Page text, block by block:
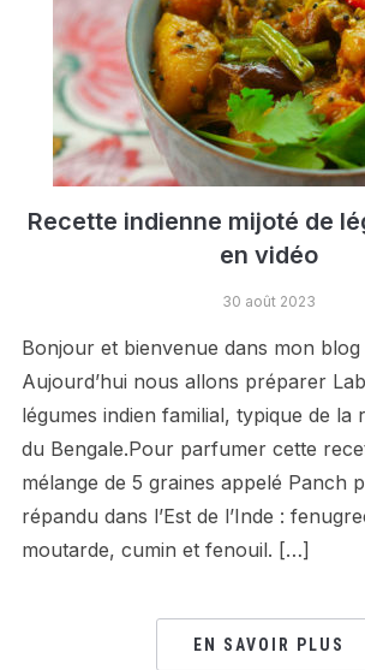
Recette indienne mijoté de
en vidéo
30 août 2023
Bonjour et bienvenue dans mon blog
Aujourd’hui nous allons préparer
légumes indien familial, typique de la
du Bengale.Pour parfumer cette
mélange de 5 graines appelé Panch
répandu dans l’Est de l’Inde :
moutarde, cumin et fenouil. […]
EN SAVOIR PLUS